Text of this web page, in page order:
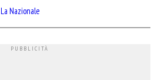
La Nazionale